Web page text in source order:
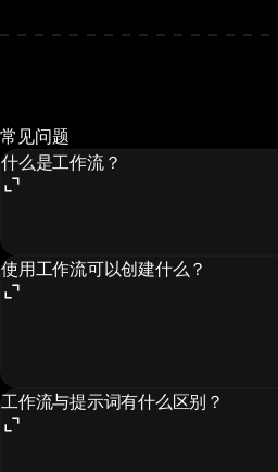
常见问题
什么是工作流？
使用工作流可以创建什么？
工作流与提示词有什么区别？